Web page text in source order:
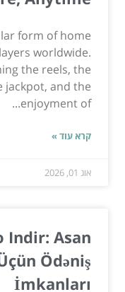
form of home
worldwide.
the reels, the
jackpot, and the
enjoyment of...
קרא עוד »
אוג 01, 2026
Indir: Asan
Ödəniş
İmkanları